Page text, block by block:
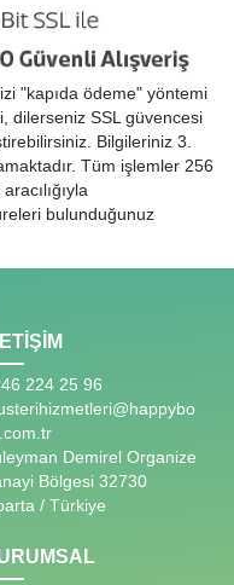
"kapıda ödeme" yöntemi
dilerseniz SSL güvencesi
Bilgileriniz 3.
Tüm işlemler 256
bulunduğunuz
224 25 96
Demirel Organize
Bölgesi 32730
/ Türkiye